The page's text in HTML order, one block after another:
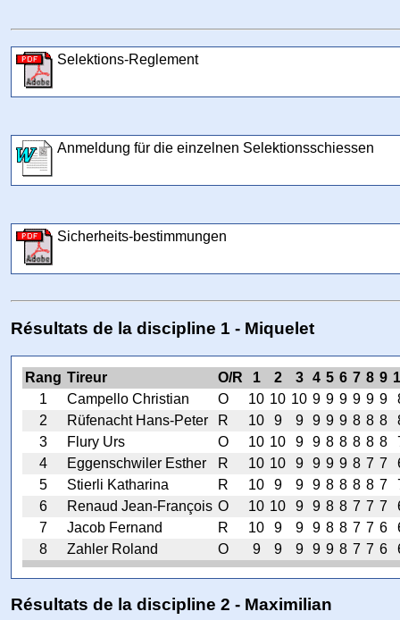
Selektions-Reglement
Anmeldung für die einzelnen Selektionsschiessen
Sicherheits-bestimmungen
Résultats de la discipline 1 - Miquelet
Rang Tireur O/R 1 2 3 4 5 6 7 8 9
1
Campello Christian O 10 10 10 9 9 9 9 9 9
2
Rüfenacht Hans-Peter R 10 9 9 9 9 9 8 8 8
3
Flury Urs O 10 10 9 9 8 8 8 8 8
4
Eggenschwiler Esther R 10 10 9 9 9 9 8 7 7
5
Stierli Katharina R 10 9 9 9 8 8 8 8 7
6
Renaud Jean-François O 10 10 9 9 8 8 7 7 7
7
Jacob Fernand R 10 9 9 9 8 8 7 7 6
8
Zahler Roland O 9 9 9 9 9 8 7 7 6
Résultats de la discipline 2 - Maximilian